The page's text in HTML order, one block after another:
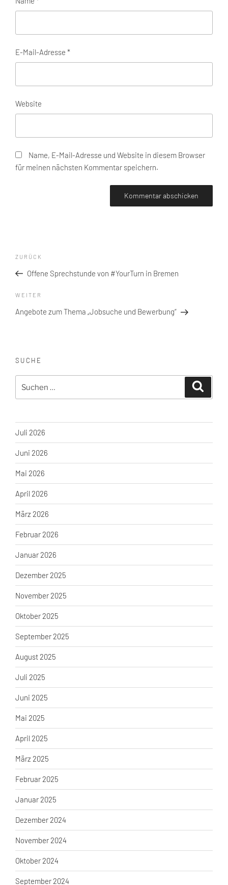
E-Mail-Adresse *
Website
Name, E-Mail-Adresse und Website in diesem Browser
für meinen nächsten Kommentar speichern.
Beitragsnavigation
Vorheriger
Beitrag
ZURÜCK
Offene Sprechstunde von #YourTurn in Bremen
Nächster
Beitrag
WEITER
Angebote zum Thema „Jobsuche und Bewerbung“
SUCHE
nach:
Juli 2026
Juni 2026
Mai 2026
April 2026
März 2026
Februar 2026
Januar 2026
Dezember 2025
November 2025
Oktober 2025
September 2025
August 2025
Juli 2025
Juni 2025
Mai 2025
April 2025
März 2025
Februar 2025
Januar 2025
Dezember 2024
November 2024
Oktober 2024
September 2024